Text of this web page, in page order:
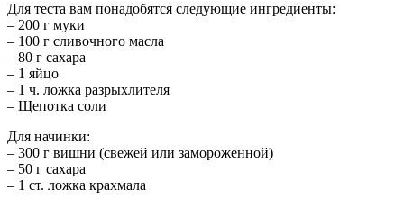
Для теста вам понадобятся следующие ингредиенты:
– 200 г муки
– 100 г сливочного масла
– 80 г сахара
– 1 яйцо
– 1 ч. ложка разрыхлителя
– Щепотка соли
Для начинки:
– 300 г вишни (свежей или замороженной)
– 50 г сахара
– 1 ст. ложка крахмала